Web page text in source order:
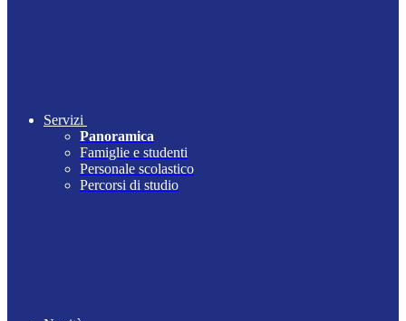
Servizi
Panoramica
Famiglie e studenti
Personale scolastico
Percorsi di studio